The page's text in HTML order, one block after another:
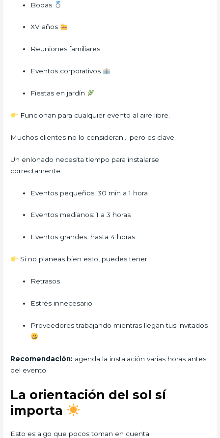
Bodas
XV años
Reuniones familiares
Eventos corporativos
Fiestas en jardín
Funcionan para cualquier evento al aire libre.
Muchos clientes no lo consideran… pero es clave.
Un enlonado necesita tiempo para instalarse
correctamente.
Eventos pequeños: 30 min a 1 hora
Eventos medianos: 1 a 3 horas
Eventos grandes: hasta 4 horas
Si no planeas bien esto, puedes tener:
Retrasos
Estrés innecesario
Proveedores trabajando mientras llegan tus invitados
Recomendación: agenda la instalación varias horas antes
del evento.
La orientación del sol sí
importa
Esto es algo que pocos toman en cuenta.